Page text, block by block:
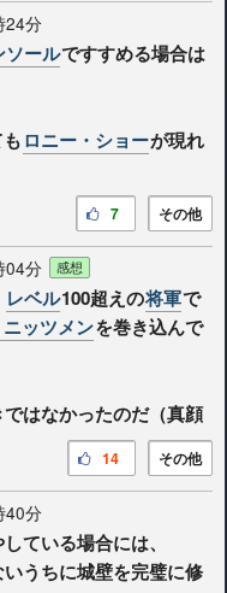
24分
ソールですすめる場合は
ロニー・ショーが現れ
その他
7
04分 感想
レベル100超えの将軍で
ニッツメンを巻き込んで
はなかったのだ（真顔
その他
14
40分
ている場合には、
うちに城壁を完璧に修